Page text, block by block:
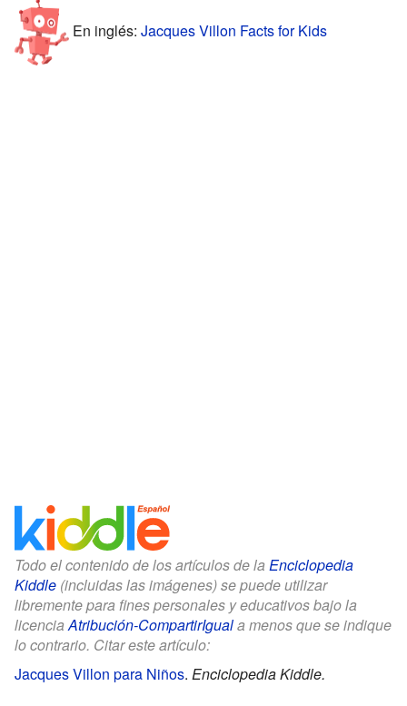
En inglés: Jacques Villon Facts for Kids
Todo el contenido de los artículos de la Enciclopedia
Kiddle (incluidas las imágenes) se puede utilizar
libremente para fines personales y educativos bajo la
licenciaAtribución-CompartirIguala menos que se indique
lo contrario. Citar este artículo:
Jacques Villon para Niños. Enciclopedia Kiddle.